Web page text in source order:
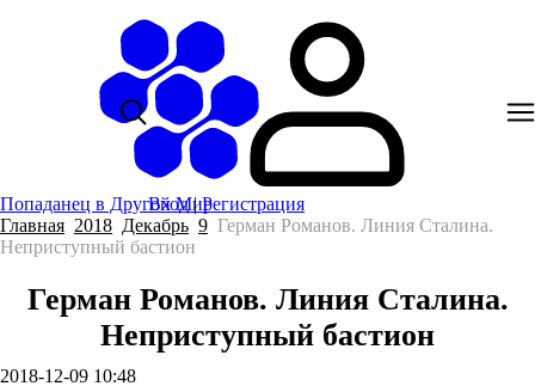
Попаданец в Другой Мир
Вход|Регистрация
Главная 2018 Декабрь 9 Герман Романов. Линия Сталина.
Неприступный бастион
Герман Романов. Линия Сталина.
Неприступный бастион
2018-12-09 10:48